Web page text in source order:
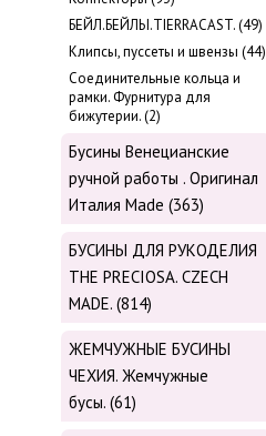
БЕЙЛ.БЕЙЛЫ.TIERRACAST. (49)
Клипсы, пуссеты и швензы (44)
Соединительные кольца и
рамки. Фурнитура для
бижутерии. (2)
Бусины Венецианские
ручной работы . Оригинал
Италия Made (363)
БУСИНЫ ДЛЯ РУКОДЕЛИЯ
THE PRECIOSA. CZECH
MADE. (814)
ЖЕМЧУЖНЫЕ БУСИНЫ
ЧЕХИЯ. Жемчужные
бусы. (61)